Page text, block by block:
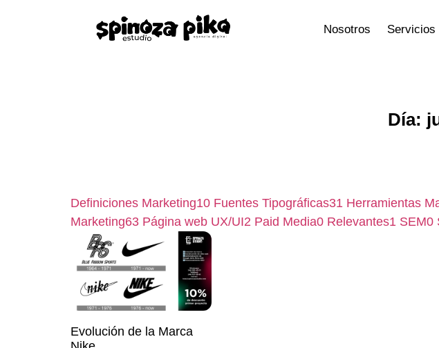
Nosotros Servicios
Día:
Definiciones Marketing10 Fuentes Tipográficas31 Herramientas
Marketing63 Página web UX/UI2 Paid Media0 Relevantes1 SEM0
Evolución de la Marca